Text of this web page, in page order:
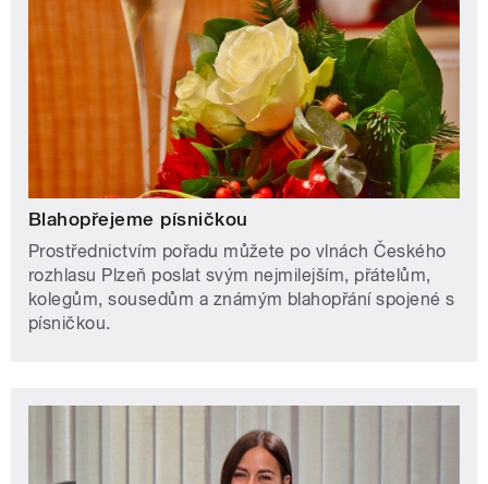
Blahopřejeme písničkou
Prostřednictvím pořadu můžete po vlnách Českého
rozhlasu Plzeň poslat svým nejmilejším, přátelům,
kolegům, sousedům a známým blahopřání spojené s
písničkou.